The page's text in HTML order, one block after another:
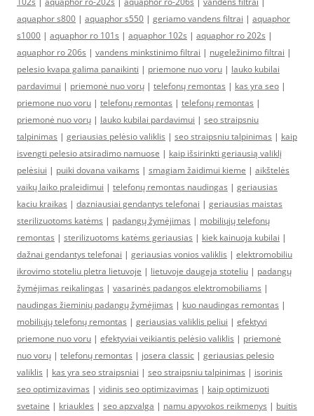
aquaphor s800 | aquaphor s550 | geriamo vandens filtrai | aquaphor
s1000 | aquaphor ro 101s | aquaphor 102s | aquaphor ro 202s |
aquaphor ro 206s | vandens minkstinimo filtrai | nugeležinimo filtrai |
pelesio kvapa galima panaikinti | priemone nuo voru | lauko kubilai
pardavimui | priemonė nuo vorų | telefonų remontas | kas yra seo |
priemone nuo voru | telefonų remontas | telefonų remontas |
priemonė nuo vorų | lauko kubilai pardavimui | seo straipsniu
talpinimas | geriausias pelėsio valiklis | seo straipsniu talpinimas | kaip
isvengti pelesio atsiradimo namuose | kaip išsirinkti geriausią valiklį
pelėsiui | puiki dovana vaikams | smagiam žaidimui kieme | aikštelės
vaikų laiko praleidimui | telefonų remontas naudingas | geriausias
kaciu kraikas | dazniausiai gendantys telefonai | geriausias maistas
sterilizuotoms katėms | padangų žymėjimas | mobiliųjų telefonų
remontas | sterilizuotoms katėms geriausias | kiek kainuoja kubilai |
dažnai gendantys telefonai | geriausias vonios valiklis | elektromobiliu
ikrovimo stoteliu pletra lietuvoje | lietuvoje daugeja stoteliu | padangų
žymėjimas reikalingas | vasarinės padangos elektromobiliams |
naudingas žieminių padangų žymėjimas | kuo naudingas remontas |
mobiliųjų telefonų remontas | geriausias valiklis peliui | efektyvi
priemone nuo voru | efektyviai veikiantis pelėsio valiklis | priemonė
nuo vorų | telefonų remontas | josera classic | geriausias pelesio
valiklis | kas yra seo straipsniai | seo straipsniu talpinimas | isorinis
seo optimizavimas | vidinis seo optimizavimas | kaip optimizuoti
svetaine | kriaukles | seo apzvalga | namu apyvokos reikmenys | buitis